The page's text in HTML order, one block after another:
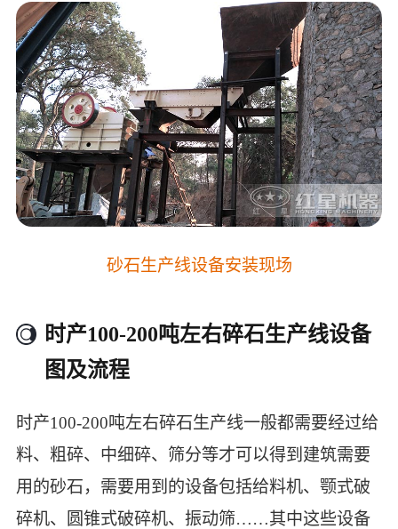
砂石生产线设备安装现场
时产100-200吨左右碎石生产线设备
图及流程
时产100-200吨左右碎石生产线一般都需要经过给
料、粗碎、中细碎、筛分等才可以得到建筑需要
用的砂石，需要用到的设备包括给料机、颚式破
碎机、圆锥式破碎机、振动筛……其中这些设备